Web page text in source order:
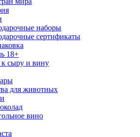
наборы
сертификаты
18+
к сыру и вину
для животных
вино